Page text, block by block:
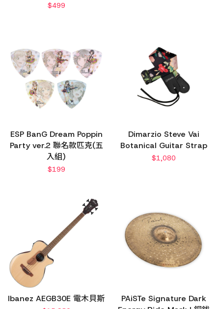
$499
ESP BanG Dream Poppin
Party ver.2 聯名款匹克(五
入組)
$199
Dimarzio Steve Vai
Botanical Guitar Strap
$1,080
Ibanez AEGB30E 電木貝斯
PAiSTe Signature Dark